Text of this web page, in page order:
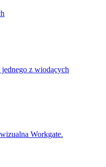
z wiodących
Workgate.